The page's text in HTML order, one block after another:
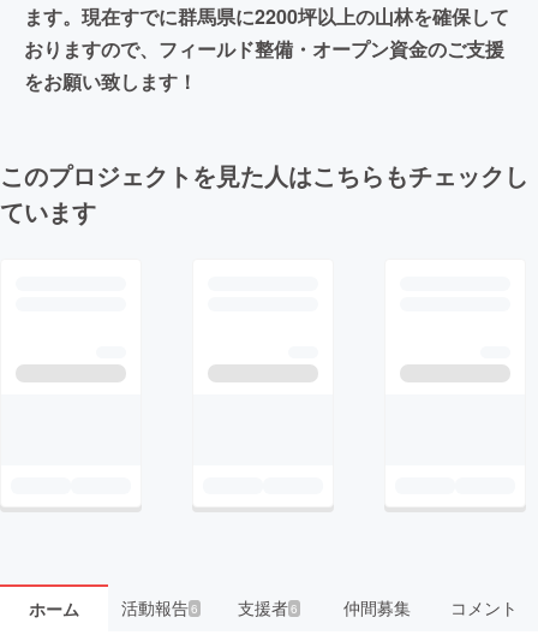
ます。現在すでに群馬県に2200坪以上の山林を確保して
おりますので、フィールド整備・オープン資金のご支援
をお願い致します！
このプロジェクトを見た人はこちらもチェックし
ています
ホーム 活動報告6 支援者6 仲間募集 コメント